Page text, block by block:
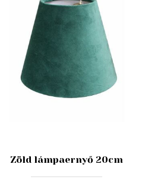
Zöld lámpaernyő 20cm